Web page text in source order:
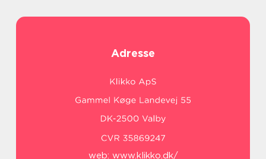
Adresse
web: www.klikko.dk/